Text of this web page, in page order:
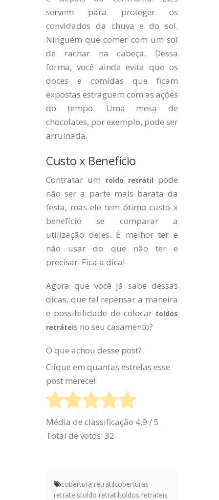
servem para proteger os
convidados da chuva e do sol.
Ninguém que comer com um sol
de rachar na cabeça. Dessa
forma, você ainda evita que os
doces e comidas que ficam
expostas estraguem com as ações
do tempo. Uma mesa de
chocolates, por exemplo, pode ser
arruinada.
Custo x Benefício
Contratar um toldo retrátil pode
não ser a parte mais barata da
festa, mas ele tem ótimo custo x
benefício se comparar a
utilização deles. É melhor ter e
não usar do que não ter e
precisar. Fica a dica!
Agora que você já sabe dessas
dicas, que tal repensar a maneira
e possibilidade de colocar toldos
retráteis no seu casamento?
O que achou desse post?
Clique em quantas estrelas esse
post merece!
Média de classificação 4.9 / 5.
Total de votos: 32
cobertura retratilcoberturas
retrateistoldo retratiltoldos retrateis